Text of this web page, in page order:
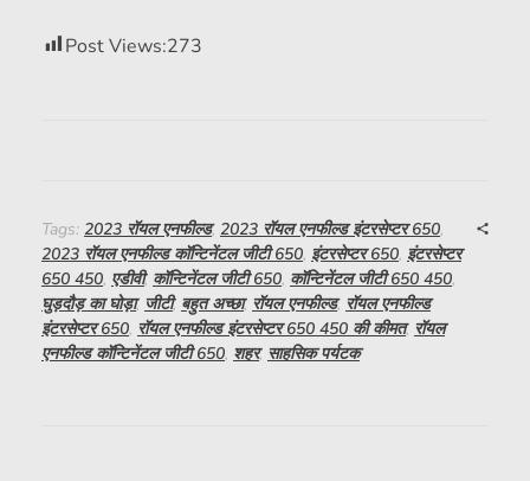
Post Views:273
Tags: 2023 रॉयल एनफील्ड, 2023 रॉयल एनफील्ड इंटरसेप्टर 650,
2023 रॉयल एनफील्ड कॉन्टिनेंटल जीटी 650, इंटरसेप्टर 650, इंटरसेप्टर
650 450, एडीवी, कॉन्टिनेंटल जीटी 650, कॉन्टिनेंटल जीटी 650 450,
घुड़दौड़ का घोड़ा, जीटी, बहुत अच्छा, रॉयल एनफील्ड, रॉयल एनफील्ड
इंटरसेप्टर 650, रॉयल एनफील्ड इंटरसेप्टर 650 450 की कीमत, रॉयल
एनफील्ड कॉन्टिनेंटल जीटी 650, शहर, साहसिक पर्यटक